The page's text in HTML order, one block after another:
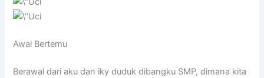
Awal Bertemu
Berawal dari aku dan iky duduk dibangku SMP, dimana kita